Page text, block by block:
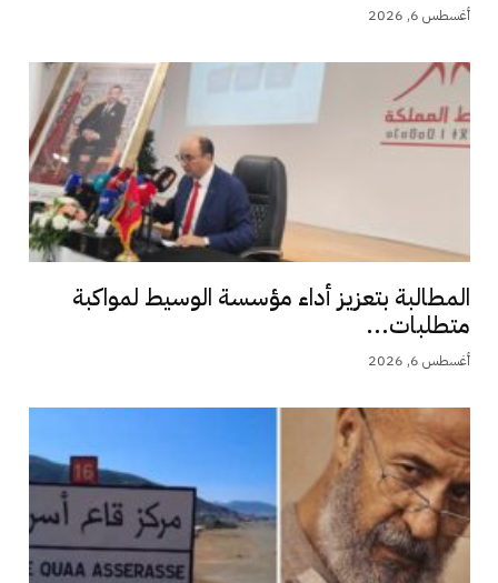
أغسطس 6, 2026
المطالبة بتعزيز أداء مؤسسة الوسيط لمواكبة
متطلبات...
أغسطس 6, 2026